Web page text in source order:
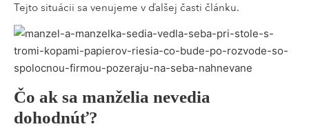
Tejto situácii sa venujeme v ďalšej časti článku.
Čo ak sa manželia nevedia
dohodnúť?